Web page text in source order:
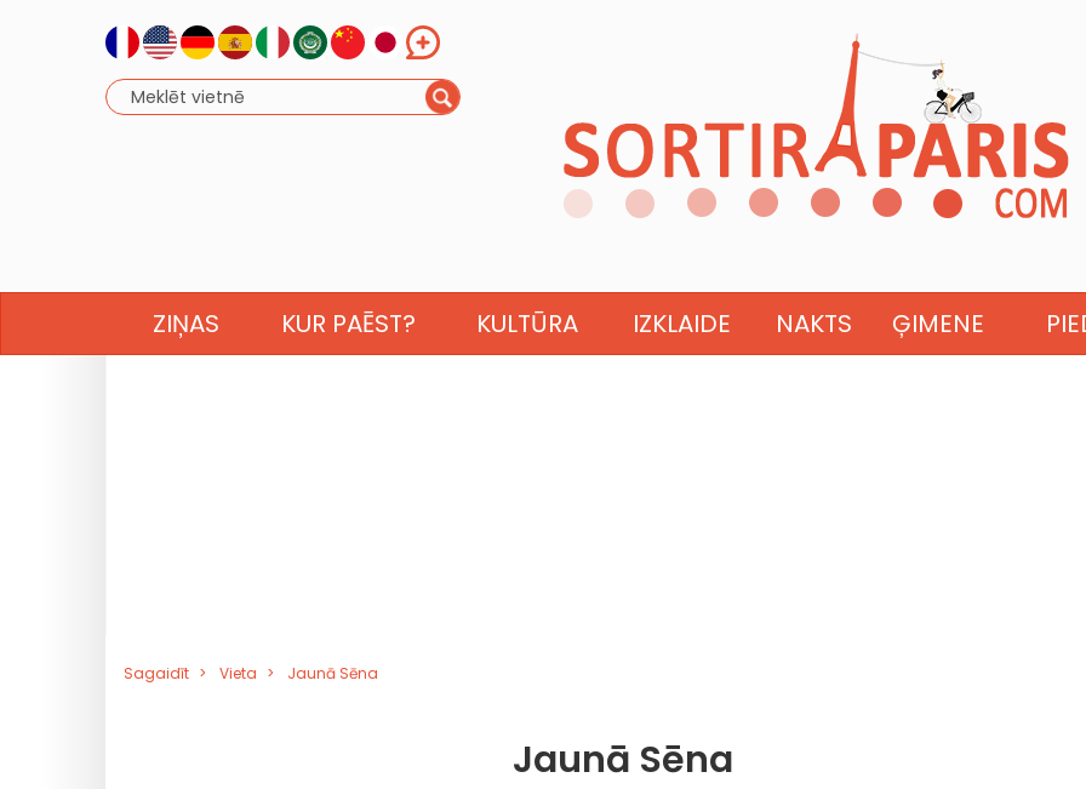
ZIŅAS KUR PAĒST? KULTŪRA IZKLAIDE NAKTS ĢIMENE
Sagaidīt Vieta Jaunā Sēna
Jaunā Sēna